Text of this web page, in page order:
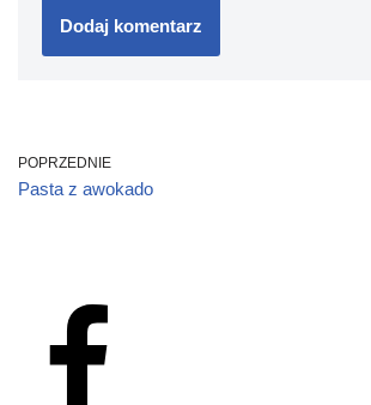
POPRZEDNIE
Pasta z awokado